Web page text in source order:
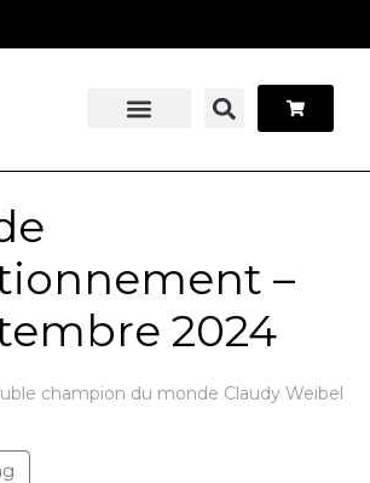
–
2024
champion du monde Claudy Weibel